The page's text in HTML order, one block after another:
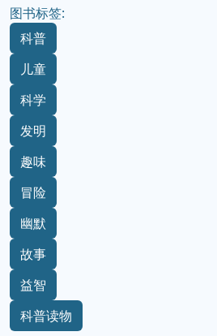
图书标签:
科普
儿童
科学
发明
趣味
冒险
幽默
故事
益智
科普读物